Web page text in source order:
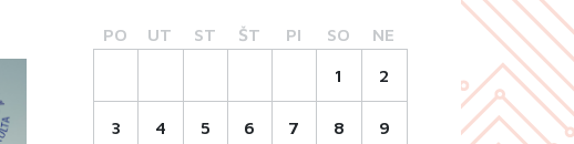
PO UT ST ŠT PI SO NE
1 2
3 4 5 6 7 8 9